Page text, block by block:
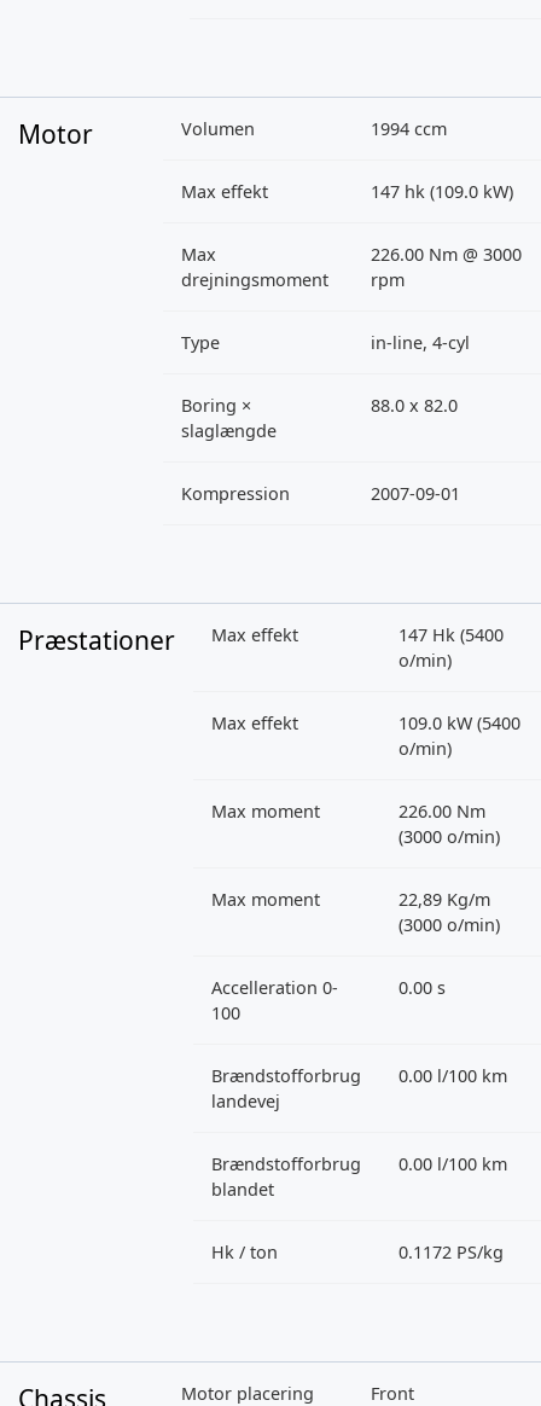
Motor Volumen 1994 ccm
Max effekt 147 hk (109.0 kW)
Max
drejningsmoment
226.00 Nm @ 3000
rpm
Type in-line, 4-cyl
Boring ×
slaglængde
88.0 x 82.0
Kompression 2007-09-01
Præstationer Max effekt
147 Hk (5400
o/min)
Max effekt
109.0 kW (5400
o/min)
Max moment
226.00 Nm
(3000 o/min)
Max moment
22,89 Kg/m
(3000 o/min)
Accelleration 0-
100
0.00 s
Brændstofforbrug
landevej
0.00 l/100 km
Brændstofforbrug
blandet
0.00 l/100 km
Hk / ton 0.1172 PS/kg
Chassis Motor placering Front